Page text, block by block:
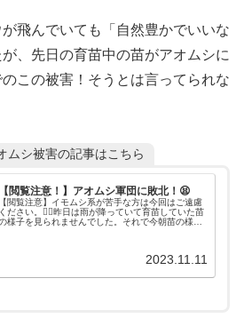
飛んでいても「自然豊かでいいな
、先日の育苗中の苗がアオムシに
この被害！そうとは言ってられな
ムシ被害の記事はこちら
【閲覧注意！】アオムシ軍団に敗北！😫
【閲覧注意】イモムシ系が苦手な方は今回はご遠慮
ください。🙇‍♂️昨日は雨が降っていて育苗していた苗
様子を見られませんでした。それで今朝苗の様子
2023.11.11